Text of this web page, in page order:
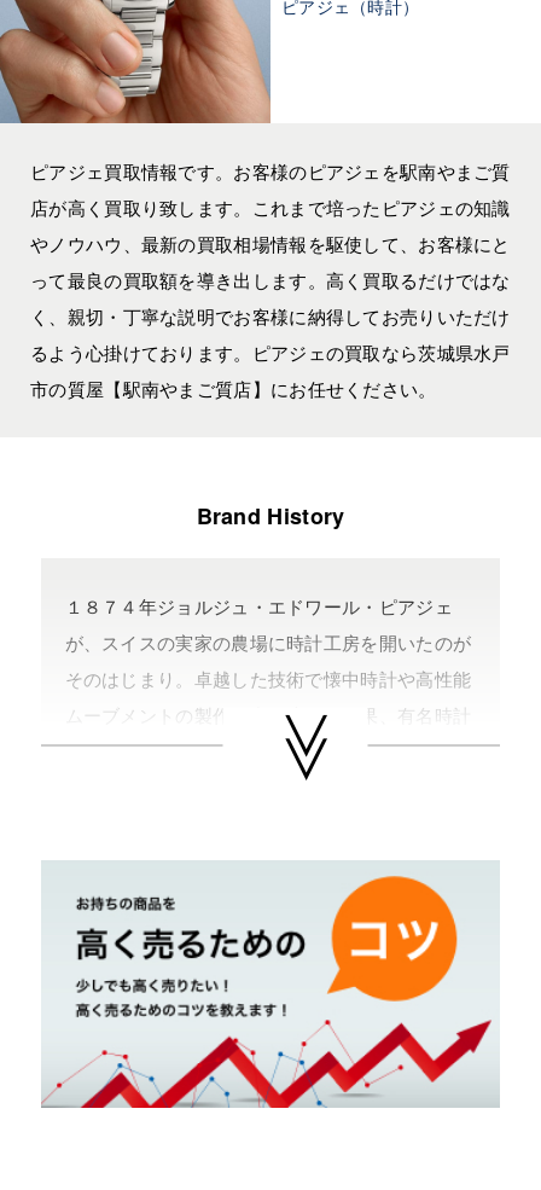
ピアジェ（時計）
ピアジェ買取情報です。お客様のピアジェを駅南やまご質
店が高く買取り致します。これまで培ったピアジェの知識
やノウハウ、最新の買取相場情報を駆使して、お客様にと
って最良の買取額を導き出します。高く買取るだけではな
く、親切・丁寧な説明でお客様に納得してお売りいただけ
るよう心掛けております。ピアジェの買取なら茨城県水戸
市の質屋【駅南やまご質店】にお任せください。
Brand History
１８７４年ジョルジュ・エドワール・ピアジェ
が、スイスの実家の農場に時計工房を開いたのが
そのはじまり。卓越した技術で懐中時計や高性能
ムーブメントの製作に力を注いだ結果、有名時計
ブランドからの評価も高まり、ピアジェの名を時
計界に広める。１９４３年には、ピアジェの名を
開ける。
ピアジェは薄型ムーブメント制作に力を注ぎ、厚
さ２ｍｍの手巻極薄メカニカルムーブメント「キ
ャリバー９Ｐ」を開発し、ヒットモデルとなるエ
ンペラドールを発表する。その後も当時のギネス
認定となる世界最薄２．３ｍｍの自動巻きムーブ
メント「キャリバー１２Ｐ」や、小型クォーツム
ーヴメント「キャリバー７Ｐ」などを次々と発表